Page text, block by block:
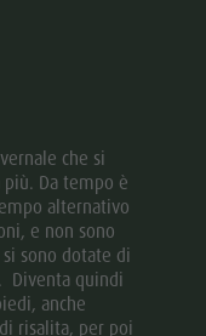
che si
più. Da tempo è
alternativo
e non sono
sono dotate di
Diventa quindi
anche
risalita, per poi